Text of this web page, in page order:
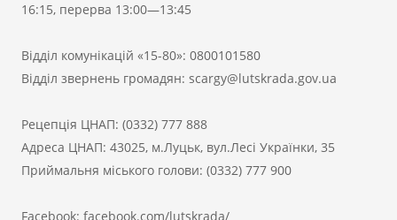
16:15, перерва 13:00—13:45
Відділ комунікацій «15-80»: 0800101580
Відділ звернень громадян: scargy@lutskrada.gov.ua
Рецепція ЦНАП: (0332) 777 888
Адреса ЦНАП: 43025, м.Луцьк, вул.Лесі Українки, 35
Приймальня міського голови: (0332) 777 900
Facebook: facebook.com/lutskrada/